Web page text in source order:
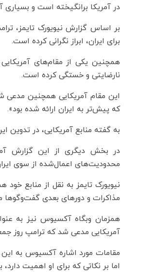
در آمریکا برانگیخته است و
بر اساس گزارش نیویورک تایمز،
برای ایران، ابراز نگرانی کرده است.
همچنین یکی از مقام‌های
نارضایتی و خستگی کرده است.
این مقام آمریکایی همچنین مدعی
که پیش‌تر به ایران ارائه شده بود».
به گفته منابع آمریکایی، در تدوین
در بخش دیگری از این گزارش
محدودیت‌های اعمال‌شده از سوی
نیویورک تایمز به نقل از منابع
مذاکرات و دورهای بعدی گفت‌وگوها
همزمان وبگاه آکسیوس نیز به
آمریکایی مدعی شد که ترامپ روز
مقامات مورد اشاره آکسیوس به این
اما بر نکاتی که برای او اهمیت